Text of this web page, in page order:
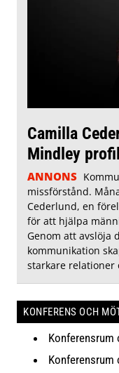
Camilla
Mindley profil
ANNONS
missförstånd.
Cederlund, en
för att hjälpa
Genom att avslöja
kommunikation
starkare relationer
KONFERENS OCH